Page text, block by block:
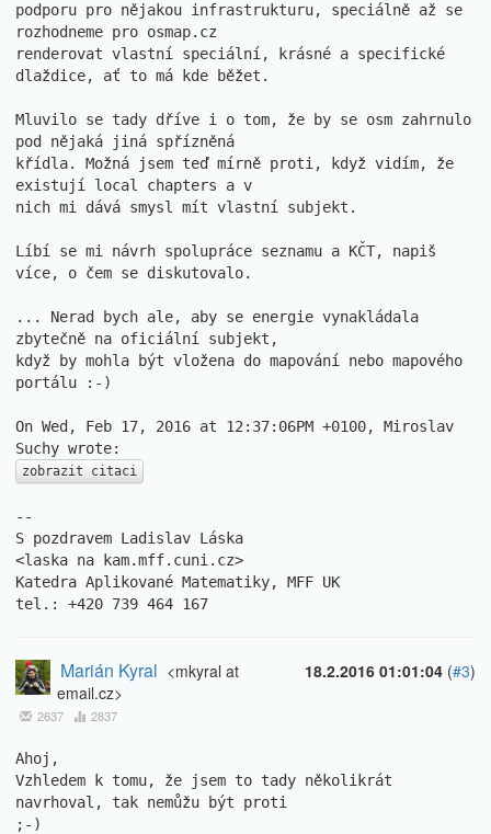
podporu pro nějakou infrastrukturu, speciálně až se
rozhodneme pro osmap.cz
renderovat vlastní speciální, krásné a specifické
dlaždice, ať to má kde běžet.
Mluvilo se tady dříve i o tom, že by se osm zahrnulo
pod nějaká jiná spřízněná
křídla. Možná jsem teď mírně proti, když vidím, že
existují local chapters a v
nich mi dává smysl mít vlastní subjekt.
Líbí se mi návrh spolupráce seznamu a KČT, napiš
více, o čem se diskutovalo.
... Nerad bych ale, aby se energie vynakládala
zbytečně na oficiální subjekt,
když by mohla být vložena do mapování nebo mapového
portálu :-)
On Wed, Feb 17, 2016 at 12:37:06PM +0100, Miroslav
zobrazit citaci
--
S pozdravem Ladislav Láska
<laska na kam.mff.cuni.cz>
Katedra Aplikované Matematiky, MFF UK
tel.: +420 739 464 167
18.2.2016 01:01:04 (#3)
Marián Kyral <mkyral at
email.cz>
2637 2837
Ahoj,
Vzhledem k tomu, že jsem to tady několikrát
navrhoval, tak nemůžu být proti
;-)